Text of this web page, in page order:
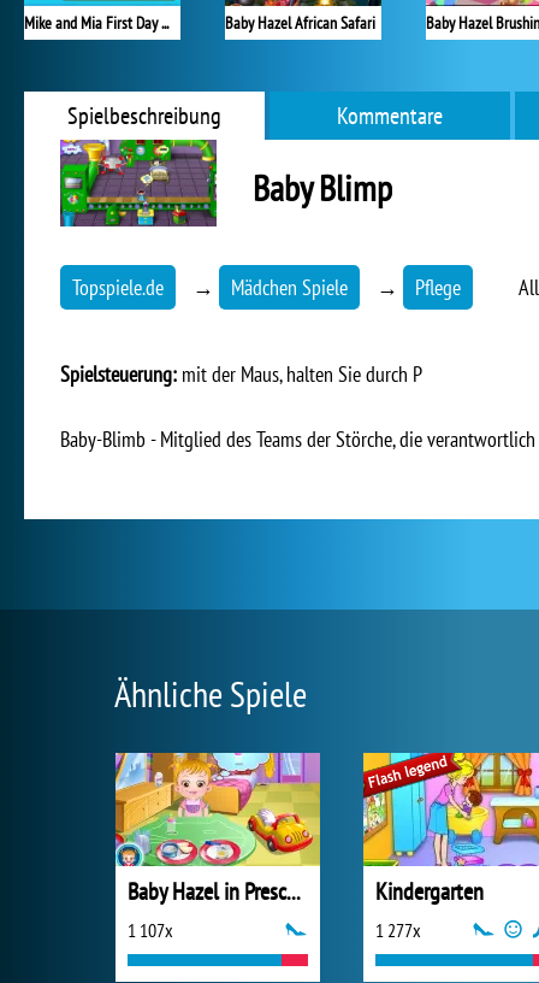
Mike and Mia First Day at School Baby Hazel African Safari
Spielbeschreibung Kommentare
Baby Blimp
Topspiele.de → Mädchen Spiele → Pflege
Spielsteuerung: mit der Maus, halten Sie durch P
Baby-Blimb - Mitglied des Teams der Störche, die
Ähnliche Spiele
Baby Hazel in Preschool
1 107x
Kindergarten
1 277x